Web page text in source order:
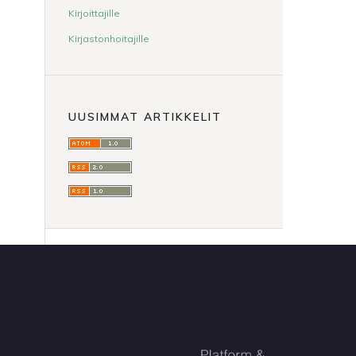
Kirjoittajille
Kirjastonhoitajille
UUSIMMAT ARTIKKELIT